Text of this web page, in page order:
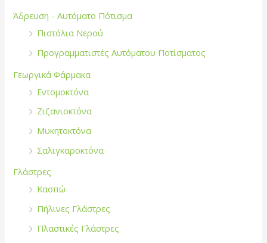
γ
Άδρευση - Αυτόματο Πότισμα
Πιστόλια Νερού
Προγραμματιστές Αυτόματου Ποτίσματος
Γεωργικά Φάρμακα
Εντομοκτόνα
Ζιζανιοκτόνα
Μυκητοκτόνα
Σαλιγκαροκτόνα
Γλάστρες
Κασπώ
Πήλινες Γλάστρες
Πλαστικές Γλάστρες